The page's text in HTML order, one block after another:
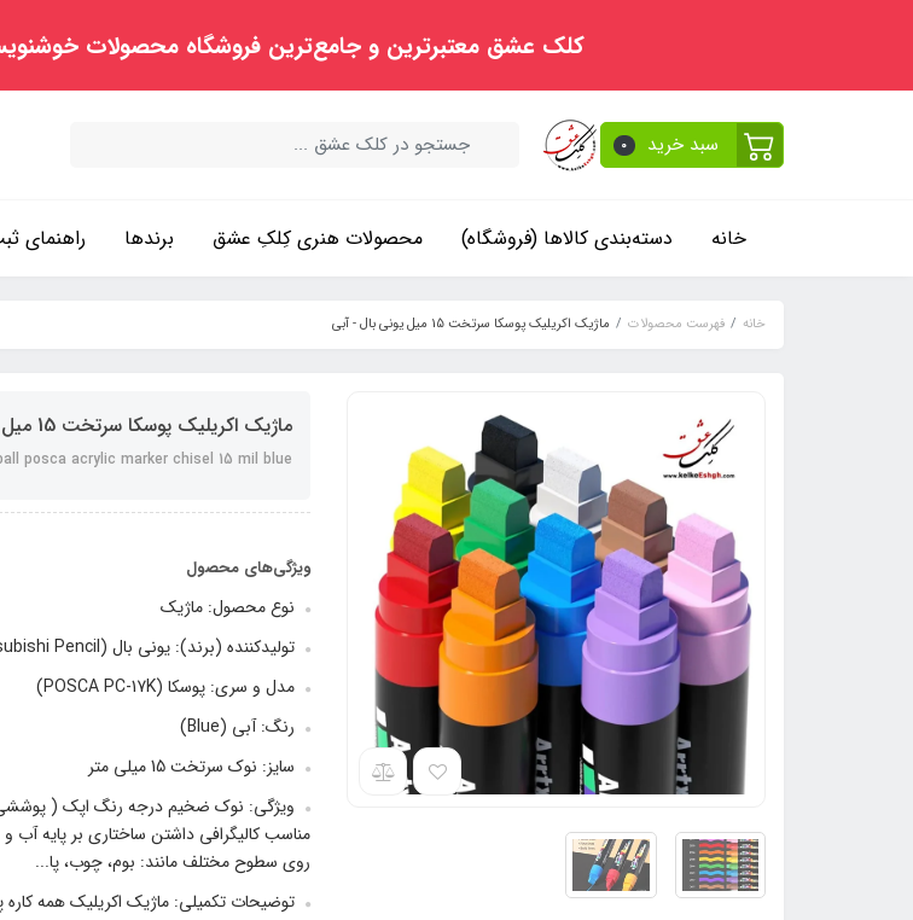
کلک عشق معتبرترین و جامع‌ترین فروشگاه محصولات
سبد خرید 0
خانه دسته‌بندی کالاها (فروشگاه) محصولات هنری کِلکِ عشق برندها راهنمای
خانه فهرست محصولات ماژیک اکریلیک پوسکا سرتخت 15 میل یونی بال - آبی
ماژیک اکریلیک پوسکا سرتخت 15 میل یونی بال - آبی
posca acrylic marker chisel 15 mil blue
ویژگی‌های محصول
نوع محصول: ماژیک
تولیدکننده (برند): یونی بال (Uni-Ball (Uni Mitsubishi Pencil
مدل و سری: پوسکا (POSCA PC-17K)
رنگ: آبی (Blue)
سایز: نوک سرتخت 15 میلی متر
ویژگی: نوک ضخیم درجه رنگ اپک ( پوششی
مناسب کالیگرافی داشتن ساختاری بر پایه آب
روی سطوح مختلف مانند: بوم، چوب، پا...
توضیحات تکمیلی: ماژیک اکریلیک همه